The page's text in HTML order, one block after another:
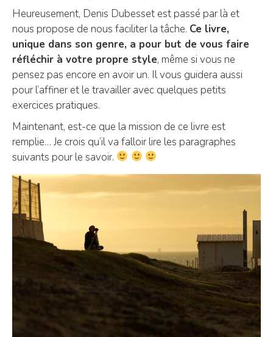
Heureusement, Denis Dubesset est passé par là et
nous propose de nous faciliter la tâche. Ce livre,
unique dans son genre, a pour but de vous faire
réfléchir à votre propre style, même si vous ne
pensez pas encore en avoir un. Il vous guidera aussi
pour l’affiner et le travailler avec quelques petits
exercices pratiques.
Maintenant, est-ce que la mission de ce livre est
remplie… Je crois qu’il va falloir lire les paragraphes
suivants pour le savoir.